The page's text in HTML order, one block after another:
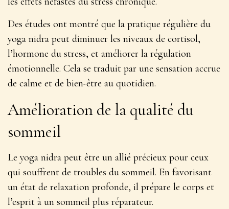
Des études ont montré que la pratique régulière du
yoga nidra peut diminuer les niveaux de cortisol,
l’hormone du stress, et améliorer la régulation
émotionnelle. Cela se traduit par une sensation accrue
de calme et de bien-être au quotidien.
Amélioration de la qualité du
sommeil
Le yoga nidra peut être un allié précieux pour ceux
qui souffrent de troubles du sommeil. En favorisant
un état de relaxation profonde, il prépare le corps et
l’esprit à un sommeil plus réparateur.